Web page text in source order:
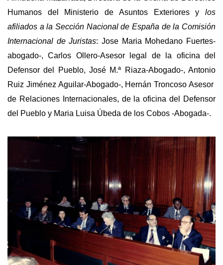
Humanos del Ministerio de Asuntos Exteriores y los
afiliados a la Sección Nacional de España de la Comisión
Internacional de Juristas: Jose Maria Mohedano Fuertes-
abogado-, Carlos Ollero-Asesor legal de la oficina del
Defensor del Pueblo, José M.ª Riaza-Abogado-, Antonio
Ruiz Jiménez Aguilar-Abogado-, Hernán Troncoso Asesor
de Relaciones Internacionales, de la oficina del Defensor
del Pueblo y Maria Luisa Úbeda de los Cobos -Abogada-.